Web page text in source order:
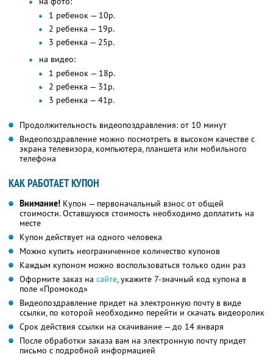
1 ребенок — 10р.
2 ребенка — 19р.
3 ребенка — 25р.
на видео:
1 ребенок — 18р.
2 ребенка — 31р.
3 ребенка — 41р.
Продолжительность видеопоздравления: от 10 минут
Видеопоздравление можно посмотреть в высоком качестве с
экрана телевизора, компьютера, планшета или мобильного
телефона
КАК РАБОТАЕТ КУПОН
Внимание! Купон — первоначальный взнос от общей
стоимости. Оставшуюся стоимость необходимо доплатить на
месте
Купон действует на одного человека
Можно купить неограниченное количество купонов
Каждым купоном можно воспользоваться только один раз
Оформите заказ на сайте, укажите 7-значный код купона в
поле «Промокод»
Видеопоздравление придет на электронную почту в виде
ссылки, по которой необходимо перейти и скачать видеоролик
Срок действия ссылки на скачивание — до 14 января
После обработки заказа вам на электронную почту придет
письмо с подробной информацией